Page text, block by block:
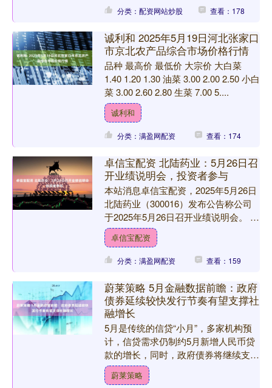
分类：配资网站炒股 查看：178
诚利和 2025年5月19日河北张家口
市京北农产品综合市场价格行情
品种 最高价 最低价 大宗价 大白菜
1.40 1.20 1.30 油菜 3.00 2.00 2.50 小白
菜 3.00 2.60 2.80 生菜 7.00 5....
诚利和
分类：满盈网配资 查看：174
卓信宝配资 北陆药业：5月26日召
开业绩说明会，投资者参与
本站消息卓信宝配资，2025年5月26日
北陆药业（300016）发布公告称公司
于2025年5月26日召开业绩说明会。 具
体内容如下：问：高管您好，请贵公司
本期财....
卓信宝配资
分类：满盈网配资 查看：159
蔚莱策略 5月金融数据前瞻：政府
债券延续较快发行节奏有望支撑社
融增长
5月是传统的信贷“小月”，多家机构预
计，信贷需求仍制约5月新增人民币贷
款的增长，同时，政府债券将继续支撑
社融增长。 浙商证券宏观团队预计，5
月人民币贷款新增85....
蔚莱策略